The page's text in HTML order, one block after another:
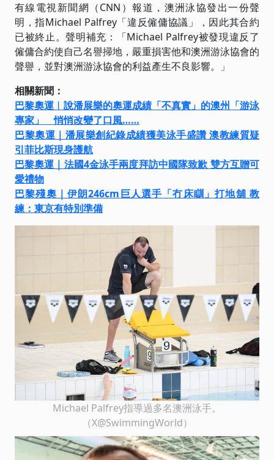
有線電視新聞網（CNN）報道，澳洲泳協發出一份聲
明，指Michael Palfrey「違反僱傭協議」，因此其合約
已被終止。聲明補充：「Michael Palfrey被發現違反了
僱傭合約使自己名譽掃地，嚴重損害他和澳洲游泳協會的
聲譽，並對澳洲游泳協會的利益產生不良影響。」
相關新聞：
巴黎奧運︱說潘展樂的奧運成績「不真實」的澳州「游泳
專家」 悄悄改變了口風……
巴黎奧運｜潘展樂創紀錄成績獲美泳手盛讚 澳教練質疑
引菲比斯現身護航
巴黎奧運｜法國4金泳手兩度拜訪中國隊致歉 雙方互贈可
愛禮物
巴黎殘奧｜伊朗246cm巨人選手「冇床瞓」打地舖 教
練：東京有特別準備
Michael Palfrey指導過多名澳洲泳手。
（X@SwimmingWorld）